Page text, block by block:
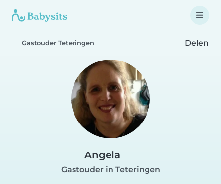
Gastouder Teteringen Delen
Angela
Gastouder in Teteringen